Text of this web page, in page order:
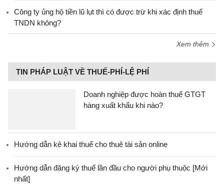
Công ty ủng hộ tiền lũ lụt thì có được trừ khi xác định thuế
TNDN không?
Xem thêm
TIN PHÁP LUẬT VỀ THUẾ-PHÍ-LỆ PHÍ
Doanh nghiệp được hoàn thuế GTGT
hàng xuất khẩu khi nào?
Hướng dẫn kê khai thuế cho thuê tài sản online
Hướng dẫn đăng ký thuế lần đầu cho người phụ thuộc [Mới
nhất]